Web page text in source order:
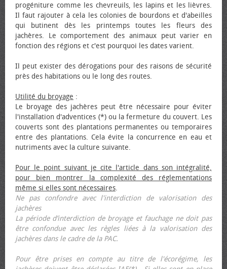
progéniture comme les chevreuils, les lapins et les lièvres.
Il faut rajouter à cela les colonies de bourdons et d'abeilles
qui butinent dès les printemps toutes les fleurs des
jachères. Le comportement des animaux peut varier en
fonction des régions et c'est pourquoi les dates varient.
Il peut exister des dérogations pour des raisons de sécurité
près des habitations ou le long des routes.
Utilité du broyage :
Le broyage des jachères peut être nécessaire pour éviter
l'installation d'adventices (*) ou la fermeture du couvert. Les
couverts sont des plantations permanentes ou temporaires
entre des plantations. Cela évite la concurrence en eau et
nutriments avec la culture suivante.
Pour le point suivant je cite l'article dans son intégralité,
pour bien montrer la complexité des réglementations
même si elles sont nécessaires.
Ne pas confondre avec l'interdiction de valorisation des
jachères
La période d’interdiction de broyage et fauchage ne doit pas
être confondue avec les règles liées à la valorisation des
jachères dans le cadre de la PAC.
Pour être prises en compte au titre de l'écorégime, les